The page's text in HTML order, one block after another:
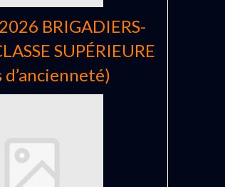
BRIGADIERS-
SUPÉRIEURE
d’ancienneté)